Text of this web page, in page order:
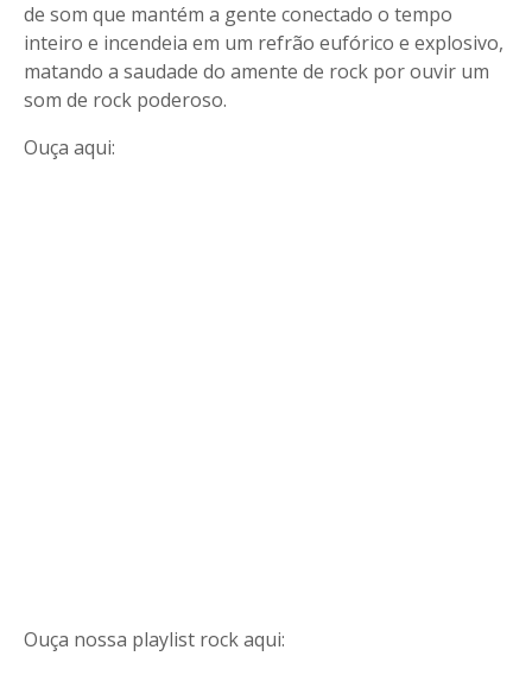
de som que mantém a gente conectado o tempo
inteiro e incendeia em um refrão eufórico e explosivo,
matando a saudade do amente de rock por ouvir um
som de rock poderoso.
Ouça aqui:
Ouça nossa playlist rock aqui: